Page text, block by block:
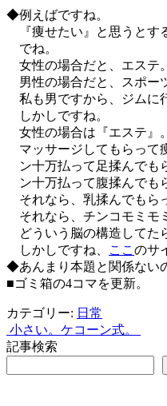
◆例えばですね。
『痩せたい』と思うとす
でね。
女性の場合だと、エステ。
男性の場合だと、スポー
私も男ですから、ジムに
しかしですね。
女性の場合は『エステ』。
マッサージしてもらって
ン十万払って足揉んでも
ン十万払って腹揉んでも
それなら、乳揉んでもら
それなら、チンコモミモ
どういう脳の構造してた
しかしですね、
ここ のサ
◆あんまり本題と関係ない
■ゴミ箱の4コマを更新。
カテゴリー: 日常
投
稿
小さい。 ケコーン式。
記事検索